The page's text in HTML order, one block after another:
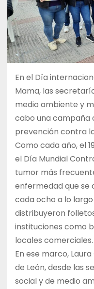
En el Día
Mama, las
medio ambiente y
cabo una campaña
prevención contra
Como cada año, el
el Día Mundial
tumor más
enfermedad que se
cada ocho a lo largo
distribuyeron
instituciones como
locales comerciales.
En ese marco,
de León, desde las
social y de medio